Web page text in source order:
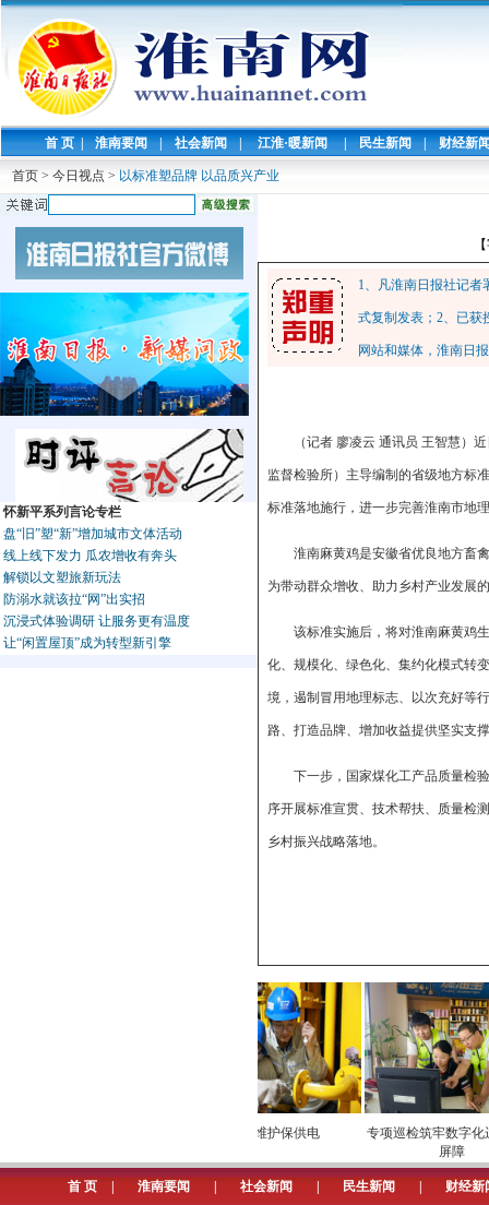
首 页 | 淮南要闻 | 社会新闻 | 江淮·暖新闻 | 民生新闻 | 财经新
首页 > 今日视点 > 以标准塑品牌 以品质兴产业
怀新平系列言论专栏
盘“旧”塑“新”增加城市文体活动
线上线下发力 瓜农增收有奔头
解锁以文塑旅新玩法
防溺水就该拉“网”出实招
沉浸式体验调研 让服务更有温度
让“闲置屋顶”成为转型新引擎
1、凡淮南日报社记
式复制发表；2、已获
网站和媒体，淮南日
（记者 廖凌云 通讯员 王智慧）
监督检验所）主导编制的省级地方标
标准落地施行，进一步完善淮南市地
淮南麻黄鸡是安徽省优良地方畜
为带动群众增收、助力乡村产业发展
该标准实施后，将对淮南麻黄鸡
化、规模化、绿色化、集约化模式转
境，遏制冒用地理标志、以次充好等
路、打造品牌、增加收益提供坚实支
下一步，国家煤化工产品质量检
序开展标准宣贯、技术帮扶、质量检
乡村振兴战略落地。
安全维护保供电
专项巡检筑牢数字化运
屏障
首 页 淮南要闻 社会新闻 民生新闻 财经新